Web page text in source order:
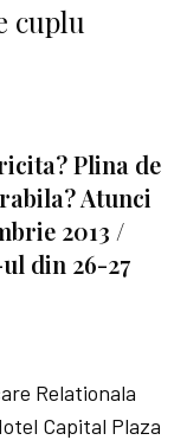
cuplu
Plina de
Atunci
2013 /
din 26-27
Relationala
Capital Plaza